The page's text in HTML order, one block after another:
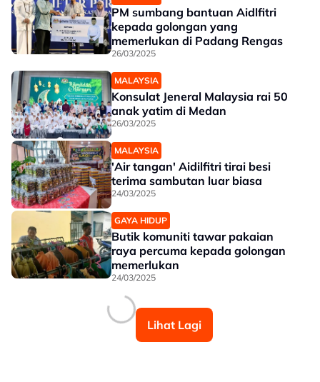
PM sumbang bantuan Aidlfitri
kepada golongan yang
memerlukan di Padang Rengas
26/03/2025
MALAYSIA
Konsulat Jeneral Malaysia rai 50
anak yatim di Medan
26/03/2025
MALAYSIA
'Air tangan' Aidilfitri tirai besi
terima sambutan luar biasa
24/03/2025
GAYA HIDUP
Butik komuniti tawar pakaian
raya percuma kepada golongan
memerlukan
24/03/2025
Lihat Lagi